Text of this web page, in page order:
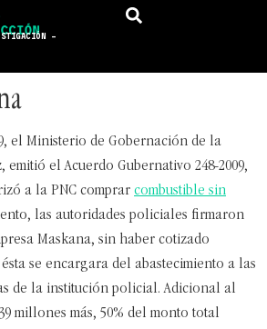
el Ministerio de Gobernación de la
emitió el Acuerdo Gubernativo 248-2009,
a la PNC comprar combustible sin
las autoridades policiales firmaron
Maskana, sin haber cotizado
se encargara del abastecimiento a las
de la institución policial. Adicional al
millones más, 50% del monto total